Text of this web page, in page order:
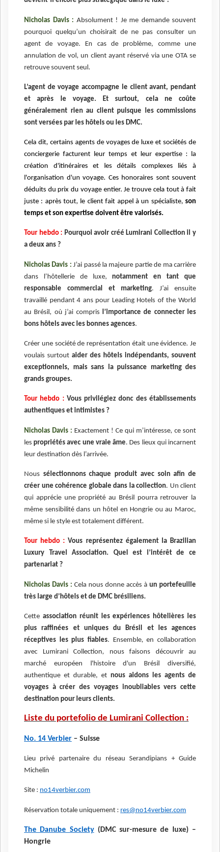
Nicholas Davis : Absolument ! Je me demande souvent
pourquoi quelqu’un choisirait de ne pas consulter un
agent de voyage. En cas de problème, comme une
annulation de vol, un client ayant réservé via une OTA se
retrouve souvent seul.
L’agent de voyage accompagne le client avant, pendant
et après le voyage. Et surtout, cela ne coûte
généralement rien au client puisque les commissions
sont versées par les hôtels ou les DMC.
Cela dit, certains agents de voyages de luxe et sociétés de
conciergerie facturent leur temps et leur expertise : la
création d'itinéraires et les détails complexes liés à
l'organisation d'un voyage. Ces honoraires sont souvent
déduits du prix du voyage entier. Je trouve cela tout à fait
juste : après tout, le client fait appel à un spécialiste, son
temps et son expertise doivent être valorisés.
Tour hebdo : Pourquoi avoir créé Lumirani Collection il y
a deux ans ?
Nicholas Davis :J’ai passé la majeure partie de ma carrière
dans l’hôtellerie de luxe, notamment en tant que
responsable commercial et marketing. J’ai ensuite
travaillé pendant 4 ans pour Leading Hotels of the World
au Brésil, où j’ai compris
l’importance de connecter les
bons hôtels avec les bonnes agences.
Créer une société de représentation était une évidence. Je
voulais surtout aider des hôtels indépendants, souvent
exceptionnels, mais sans la puissance marketing des
grands groupes.
Tour hebdo : Vous privilégiez donc des établissements
authentiques et intimistes ?
Nicholas Davis : Exactement ! Ce qui m’intéresse, ce sont
les propriétés avec une vraie âme. Des lieux qui incarnent
leur destination dès l’arrivée.
Nous sélectionnons chaque produit avec soin afin de
créer une cohérence globale dans la collection. Un client
qui apprécie une propriété au Brésil pourra retrouver la
même sensibilité dans un hôtel en Hongrie ou au Maroc,
même si le style est totalement différent.
Tour hebdo :Vous représentez également la Brazilian
Luxury Travel Association. Quel est l’intérêt de ce
partenariat ?
Nicholas Davis : Cela nous donne accès à un portefeuille
très large d’hôtels et de DMC brésiliens.
Cette association réunit les expériences hôtelières les
plus raffinées et uniques du Brésil et les agences
réceptives les plus fiables. Ensemble, en collaboration
avec Lumirani Collection, nous faisons découvrir au
marché européen l'histoire d'un Brésil diversifié,
authentique et durable, et nous aidons les agents de
voyages à créer des voyages inoubliables vers cette
destination pour leurs clients.
Liste du portefolio de Lumirani Collection :
No. 14 Verbier – Suisse
Lieu privé partenaire du réseau Serandipians + Guide
Michelin
Site : no14verbier.com
Réservation totale uniquement : res@no14verbier.com
The Danube Society(DMC sur-mesure de luxe) –
Hongrie